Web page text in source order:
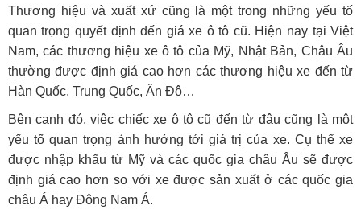
Thương hiệu và xuất xứ cũng là một trong những yếu tố
quan trọng quyết định đến giá xe ô tô cũ. Hiện nay tại Việt
Nam, các thương hiệu xe ô tô của Mỹ, Nhật Bản, Châu Âu
thường được định giá cao hơn các thương hiệu xe đến từ
Hàn Quốc, Trung Quốc, Ấn Độ…
Bên cạnh đó, việc chiếc xe ô tô cũ đến từ đâu cũng là một
yếu tố quan trọng ảnh hưởng tới giá trị của xe. Cụ thể xe
được nhập khẩu từ Mỹ và các quốc gia châu Âu sẽ được
định giá cao hơn so với xe được sản xuất ở các quốc gia
châu Á hay Đông Nam Á.